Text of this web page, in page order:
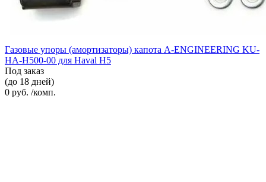
Газовые упоры (амортизаторы) капота A-ENGINEERING KU-
HA-H500-00 для Haval H5
Под заказ
(до 18 дней)
0 руб. /комп.